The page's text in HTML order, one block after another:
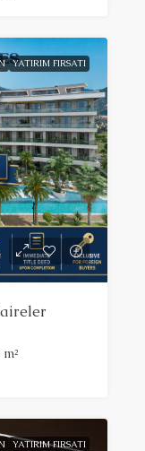
YATIRIM FIRSATI
m²
YATIRIM FIRSATI